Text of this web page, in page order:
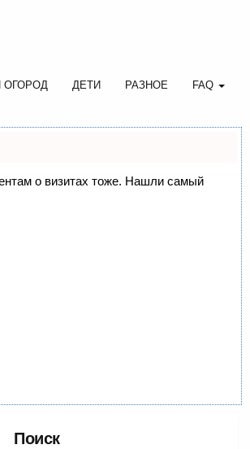
ОГОРОД ДЕТИ РАЗНОЕ FAQ
о визитах тоже. Нашли самый
Поиск